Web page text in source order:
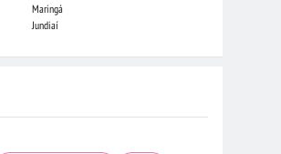
Maringá
Jundiaí